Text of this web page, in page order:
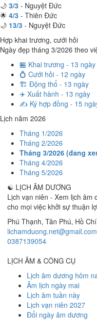
🌙 3/3 - Nguyệt Đức
🌟 4/3 - Thiên Đức
🌙 13/3 - Nguyệt Đức
Hợp khai trương, cưới hỏi
Ngày đẹp tháng 3/2026 theo
🏪 Khai trương - 13 ngày
💍 Cưới hỏi - 12 ngày
🏗️ Động thổ - 13 ngày
✈️ Xuất hành - 13 ngày
✍️ Ký hợp đồng - 15
Lịch năm 2026
Tháng 1/2026
Tháng 2/2026
Tháng 3/2026 (đang
Tháng 4/2026
Tháng 5/2026
☯ LỊCH ÂM DƯƠNG
Lịch vạn niên - Xem lịch âm
cho mọi việc khởi sự thuận
Phú Thạnh, Tân Phú, Hồ
lichamduong.net@gmail.com
0387139054
LỊCH ÂM & CÔNG CỤ
Lịch âm dương hôm
Âm lịch ngày mai
Lịch âm tuần này
Lịch vạn niên 2027
Đổi ngày âm dương